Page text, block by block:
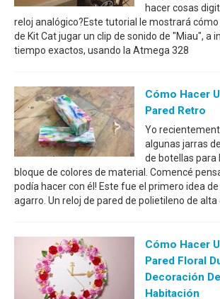
hacer cosas
reloj analógico?Este tutorial le mostrará cómo
de Kit Cat jugar un clip de sonido de "Miau", a
tiempo exactos, usando la Atmega 328
Cómo Hacer
Pared Retro
Yo
algunas jarras
de botellas para
bloque de colores de material. Comencé
podía hacer con él! Este fue el primero idea
agarro. Un reloj de pared de polietileno de alta
Cómo Hacer
Pared Floral
Decoración
Habitación